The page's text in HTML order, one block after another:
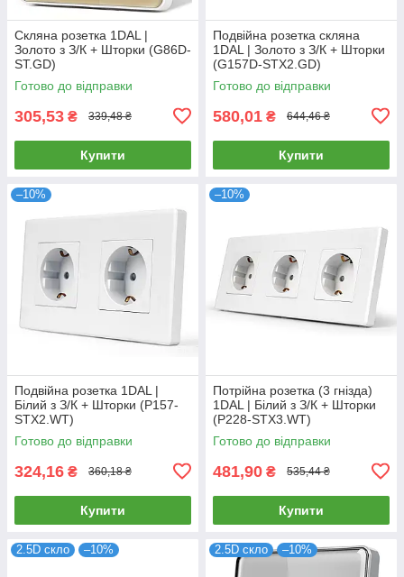
Скляна розетка 1DAL |
Золото з З/К + Шторки (G86D-
ST.GD)
Готово до відправки
305,53 ₴ 339,48 ₴
Купити
Подвійна розетка скляна
1DAL | Золото з З/К + Шторки
(G157D-STX2.GD)
Готово до відправки
580,01 ₴ 644,46 ₴
Купити
–10%
Подвійна розетка 1DAL |
Білий з З/К + Шторки (P157-
STX2.WT)
Готово до відправки
324,16 ₴ 360,18 ₴
Купити
–10%
Потрійна розетка (3 гнізда)
1DAL | Білий з З/К + Шторки
(P228-STX3.WT)
Готово до відправки
481,90 ₴ 535,44 ₴
Купити
2.5D скло –10% 2.5D скло –10%